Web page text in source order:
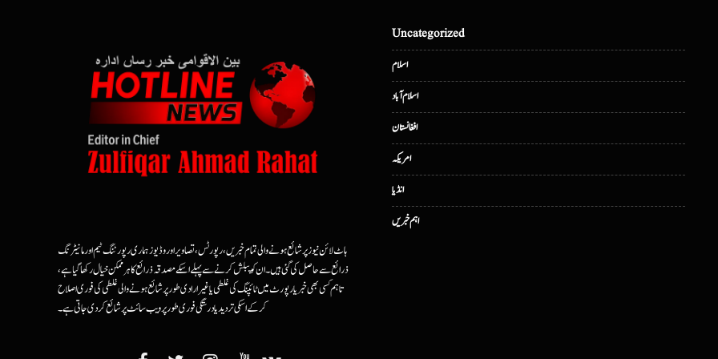
ہاٹ لائن نیوز پر شائع ہونے والی تمام خبریں، رپورٹس، تصاویر اور وڈیوز ہماری رپورٹنگ ٹیم اور مانیٹرنگ
ذرائع سے حاصل کی گئی ہیں۔ ان کو پبلش کرنے سے پہلے اسکے مصدقہ ذرائع کا ہرممکن خیال رکھا گیا ہے،
تاہم کسی بھی خبر یا رپورٹ میں ٹائپنگ کی غلطی یا غیرارادی طور پر شائع ہونے والی غلطی کی فوری اصلاح
کرکے اسکی تردید یا درستگی فوری طور پر ویب سائٹ پر شائع کردی جاتی ہے۔
Uncategorized
اسلام
اسلام آباد
افغانستان
امریکہ
انڈیا
اہم خبریں